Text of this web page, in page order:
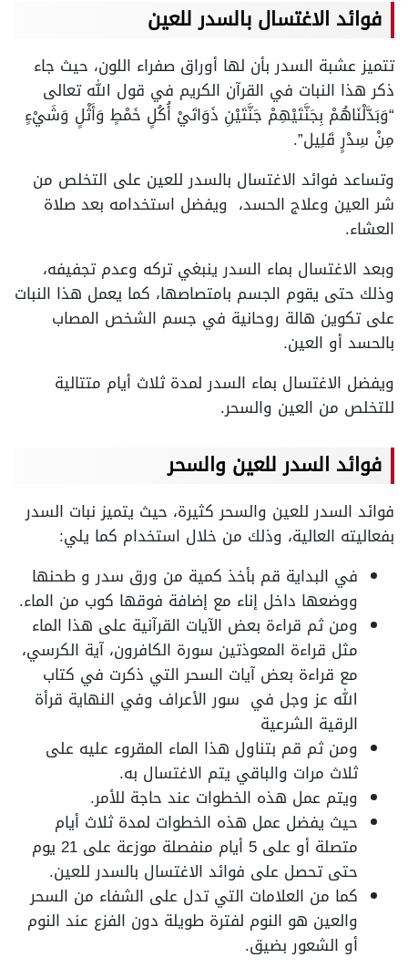
فوائد الاغتسال بالسدر للعين
تتميز عشبة السدر بأن لها أوراق صفراء اللون، حيث جاء
ذكر هذا النبات في القرآن الكريم في قول الله تعالى
“وَبَدَّلْنَاهُمْ بِجَنَّتَيْهِمْ جَنَّتَيْنِ ذَوَاتَيْ أُكُلٍ خَمْطٍ وَأَثْلٍ وَشَيْءٍ
مِنْ سِدْرٍ قَلِيل”.
وتساعد فوائد الاغتسال بالسدر للعين على التخلص من
شر العين وعلاج الحسد، ويفضل استخدامه بعد صلاة
العشاء.
وبعد الاغتسال بماء السدر ينبغي تركه وعدم تجفيفه،
وذلك حتى يقوم الجسم بامتصاصها، كما يعمل هذا النبات
على تكوين هالة روحانية في جسم الشخص المصاب
بالحسد أو العين.
ويفضل الاغتسال بماء السدر لمدة ثلاث أيام متتالية
للتخلص من العين والسحر.
فوائد السدر للعين والسحر
فوائد السدر للعين والسحر كثيرة، حيث يتميز نبات السدر
بفعاليته العالية، وذلك من خلال استخدام كما يلي:
في البداية قم بأخذ كمية من ورق سدر و طحنها
ووضعها داخل إناء مع إضافة فوقها كوب من الماء.
ومن ثم قراءة بعض الآيات القرآنية على هذا الماء
مثل قراءة المعوذتين سورة الكافرون، آية الكرسي،
مع قراءة بعض آيات السحر التي ذكرت في كتاب
الله عز وجل في سور الأعراف وفي النهاية قرأة
الرقية الشرعية
ومن ثم قم بتناول هذا الماء المقروء عليه على
ثلاث مرات والباقي يتم الاغتسال به.
ويتم عمل هذه الخطوات عند حاجة للأمر.
حيث يفضل عمل هذه الخطوات لمدة ثلاث أيام
متصلة أو على 5 أيام منفصلة موزعة على 21 يوم
حتى تحصل على فوائد الاغتسال بالسدر للعين.
كما من العلامات التي تدل على الشفاء من السحر
والعين هو النوم لفترة طويلة دون الفزع عند النوم
أو الشعور بضيق.